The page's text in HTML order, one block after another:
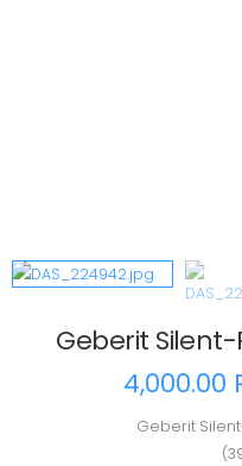
Geberit Silent-
4,000.00
Geberit